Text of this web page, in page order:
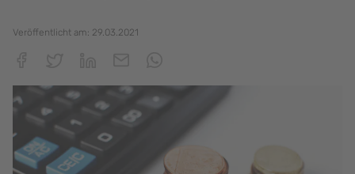
Veröffentlicht am: 29.03.2021